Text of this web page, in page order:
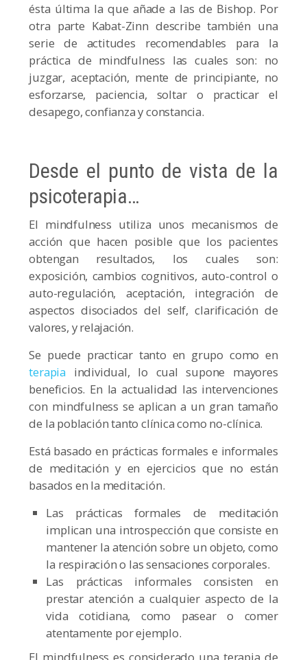
ésta última la que añade a las de Bishop. Por
otra parte Kabat-Zinn describe también una
serie de actitudes recomendables para la
práctica de mindfulness las cuales son: no
juzgar, aceptación, mente de principiante, no
esforzarse, paciencia, soltar o practicar el
desapego, confianza y constancia.
Desde el punto de vista de la
psicoterapia…
El mindfulness utiliza unos mecanismos de
acción que hacen posible que los pacientes
obtengan resultados, los cuales son:
exposición, cambios cognitivos, auto-control o
auto-regulación, aceptación, integración de
aspectos disociados del self, clarificación de
valores, y relajación.
Se puede practicar tanto en grupo como en
terapia individual, lo cual supone mayores
beneficios. En la actualidad las intervenciones
con mindfulness se aplican a un gran tamaño
de la población tanto clínica como no-clínica.
Está basado en prácticas formales e informales
de meditación y en ejercicios que no están
basados en la meditación.
Las prácticas formales de meditación
implican una introspección que consiste en
mantener la atención sobre un objeto, como
la respiración o las sensaciones corporales.
Las prácticas informales consisten en
prestar atención a cualquier aspecto de la
vida cotidiana, como pasear o comer
atentamente por ejemplo.